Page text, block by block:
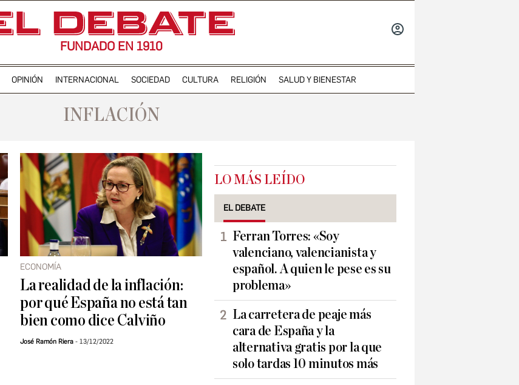
FUNDADO EN 1910
OPINIÓN INTERNACIONAL SOCIEDAD CULTURA RELIGIÓN SALUD Y BIENESTAR
INFLACIÓN
ECONOMÍA
La realidad de la inflación:
por qué España no está tan
bien como dice Calviño
José Ramón Riera 13/12/2022
LO MÁS LEÍDO
EL DEBATE
Ferran Torres: «Soy
valenciano, valencianista y
español. A quien le pese es su
problema»
La carretera de peaje más
cara de España y la
alternativa gratis por la que
solo tardas 10 minutos más